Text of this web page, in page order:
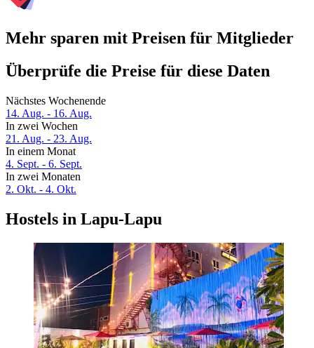
Mehr sparen mit Preisen für Mitglieder
Überprüfe die Preise für diese Daten
Nächstes Wochenende
14. Aug. - 16. Aug.
In zwei Wochen
21. Aug. - 23. Aug.
In einem Monat
4. Sept. - 6. Sept.
In zwei Monaten
2. Okt. - 4. Okt.
Hostels in Lapu-Lapu